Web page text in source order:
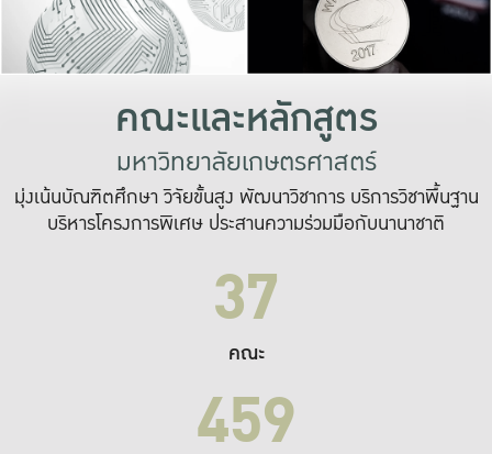
เพื่อทำง
ระบบสารสนเทศ
คณะและหลักสูตร
มหาวิทยาลัยเกษตรศาสตร์
มุ่งเน้นบัณฑิตศึกษา วิจัยขั้นสูง พัฒนาวิชาการ บริการวิชาพื้นฐาน
บริหารโครงการพิเศษ ประสานความร่วมมือกับนานาชาติ
37
คณะ
459